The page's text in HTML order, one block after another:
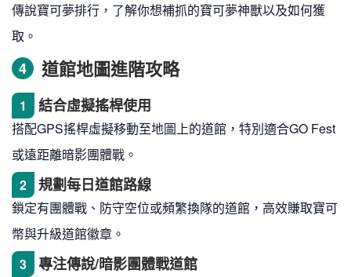
傳說寶可夢排行，了解你想補抓的寶可夢神獸以及如何獲
取。
4 道館地圖進階攻略
1 結合虛擬搖桿使用
搭配GPS搖桿虛擬移動至地圖上的道館，特別適合GO Fest
或遠距離暗影團體戰。
2
規劃每日道館路線
鎖定有團體戰、防守空位或頻繁換隊的道館，高效賺取寶可
幣與升級道館徽章。
3
專注傳說/暗影團體戰道館